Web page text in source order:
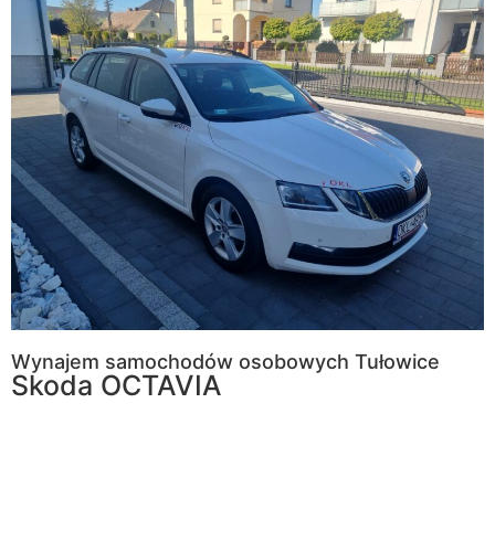
Wynajem samochodów osobowych Tułowice
Skoda OCTAVIA